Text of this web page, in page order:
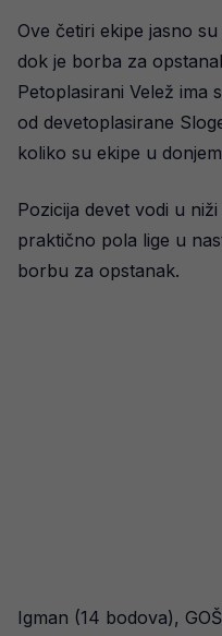
Ove četiri ekipe jasno
dok je borba za
Petoplasirani Velež ima
od devetoplasirane
koliko su ekipe u
Pozicija devet vodi u
praktično pola lige u
borbu za opstanak.
Igman (14 bodova),